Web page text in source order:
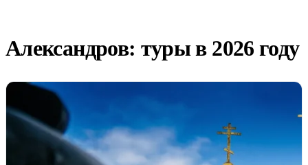
Александров: туры в 2026 году